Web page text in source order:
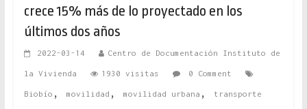
crece 15% más de lo proyectado en los
últimos dos años
2022-03-14 Centro de Documentación Instituto de
la Vivienda 1930 visitas 0 Comment
Biobío , movilidad , movilidad urbana , transporte